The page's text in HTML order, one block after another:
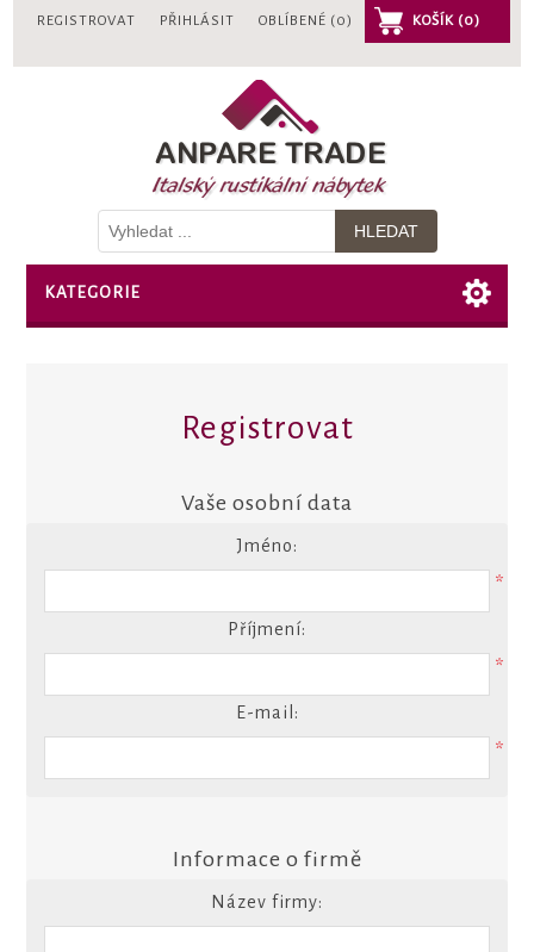
REGISTROVAT PŘIHLÁSIT OBLÍBENÉ (0) KOŠÍK (0)
KATEGORIE
Registrovat
Vaše osobní data
Jméno:
*
Příjmení:
*
E-mail:
*
Informace o firmě
Název firmy: